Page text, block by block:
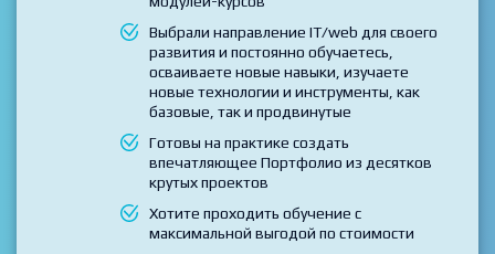
Выбрали направление IT/web для своего
развития и постоянно обучаетесь,
осваиваете новые навыки, изучаете
новые технологии и инструменты, как
базовые, так и продвинутые
Готовы на практике создать
впечатляющее Портфолио из десятков
крутых проектов
Хотите проходить обучение с
максимальной выгодой по стоимости